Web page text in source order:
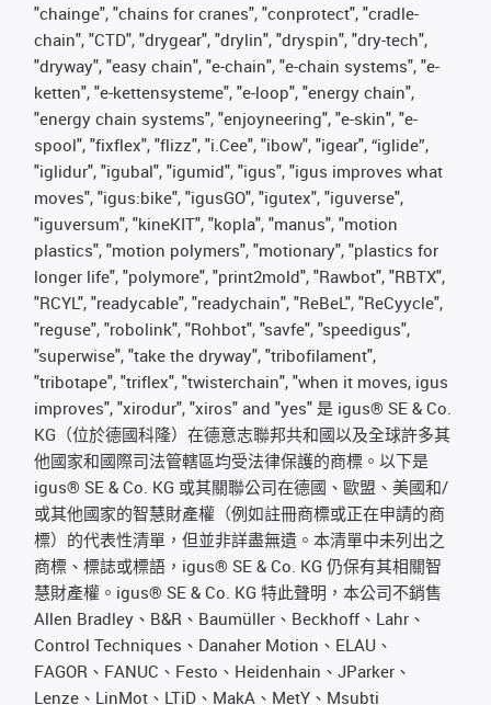
"chainge", "chains for cranes", "conprotect", "cradle-
chain", "CTD", "drygear", "drylin", "dryspin", "dry-tech",
"dryway", "easy chain", "e-chain", "e-chain systems", "e-
ketten", "e-kettensysteme", "e-loop", "energy chain",
"energy chain systems", "enjoyneering", "e-skin", "e-
spool", "fixflex", "flizz", "i.Cee", "ibow", "igear", “iglide”,
"iglidur", "igubal", "igumid", "igus", "igus improves what
moves", "igus:bike", "igusGO", "igutex", "iguverse",
"iguversum", "kineKIT", "kopla", "manus", "motion
plastics", "motion polymers", "motionary", "plastics for
longer life", "polymore", "print2mold", "Rawbot", "RBTX",
"RCYL", "readycable", "readychain", "ReBeL", "ReCyycle",
"reguse", "robolink", "Rohbot", "savfe", "speedigus",
"superwise", "take the dryway", "tribofilament",
"tribotape", "triflex", "twisterchain", "when it moves, igus
improves", "xirodur", "xiros" and "yes" 是 igus® SE & Co.
KG（位於德國科隆）在德意志聯邦共和國以及全球許多其
他國家和國際司法管轄區均受法律保護的商標。以下是
igus® SE & Co. KG 或其關聯公司在德國、歐盟、美國和/
或其他國家的智慧財產權（例如註冊商標或正在申請的商
標）的代表性清單，但並非詳盡無遺。本清單中未列出之
商標、標誌或標語，igus® SE & Co. KG 仍保有其相關智
慧財產權。igus® SE & Co. KG 特此聲明，本公司不銷售
Allen Bradley、B&R、Baumüller、Beckhoff、Lahr、
Control Techniques、Danaher Motion、ELAU、
FAGOR、FANUC、Festo、Heidenhain、JParker、
Lenze、LinMot、LTiD、MakA、MetY、Msubti